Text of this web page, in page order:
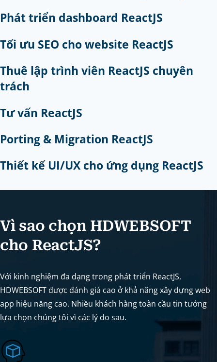
Phát triển dashboard ReactJS
Tối ưu SEO cho website ReactJS
Thuê lập trình viên ReactJS chuyên
trách
Tư vấn ReactJS
Porting & Migration ReactJS
Thiết kế UI/UX cho ứng dụng ReactJS
Vì sao chọn HDWEBSOFT
cho ReactJS?
Với kinh nghiệm đa dạng trong phát triển ReactJS,
HDWEBSOFT được đánh giá cao ở khả năng xây dựng web
app hiệu năng cao. Nhiều khách hàng toàn cầu tin tưởng
lựa chọn chúng tôi vì các lý do sau.